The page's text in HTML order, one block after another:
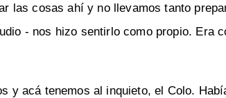
las cosas ahí y no llevamos tanto
- nos hizo sentirlo como propio. Era
y acá tenemos al inquieto, el Colo.